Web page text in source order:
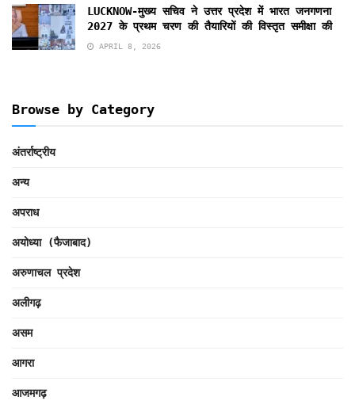
LUCKNOW-मुख्य सचिव ने उत्तर प्रदेश में भारत जनगणना
2027 के प्रथम चरण की तैयारियों की विस्तृत समीक्षा की
APRIL 8, 2026
Browse by Category
अंतर्राष्ट्रीय
अन्य
अपराध
अयोध्या (फैजाबाद)
अरुणाचल प्रदेश
अलीगढ़
असम
आगरा
आजमगढ़